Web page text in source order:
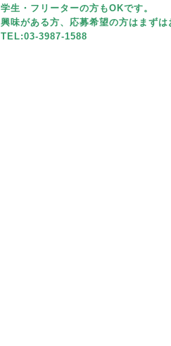
学生・フリーターの方もOKです。
興味がある方、応募希望の方はまずは
TEL:03-3987-1588